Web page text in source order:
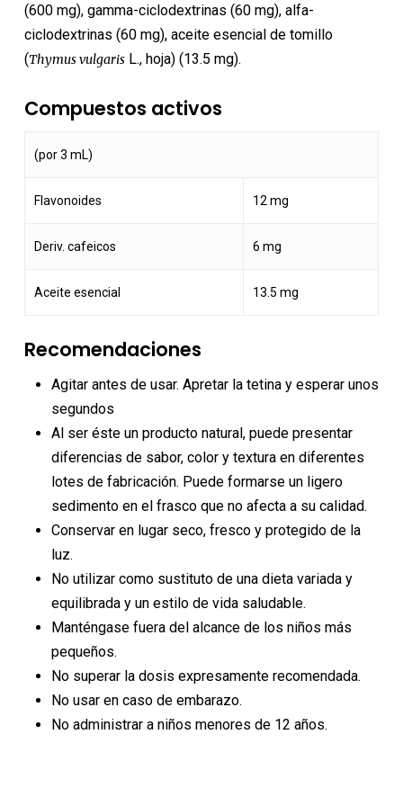
(600 mg), gamma-ciclodextrinas (60 mg), alfa-
ciclodextrinas (60 mg), aceite esencial de tomillo
(Thymus vulgarisL., hoja) (13.5 mg).
Compuestos activos
(por 3 mL)
Flavonoides 12 mg
Deriv. cafeicos 6 mg
Aceite esencial 13.5 mg
Recomendaciones
Agitar antes de usar. Apretar la tetina y esperar unos
segundos
Al ser éste un producto natural, puede presentar
diferencias de sabor, color y textura en diferentes
lotes de fabricación. Puede formarse un ligero
sedimento en el frasco que no afecta a su calidad.
Conservar en lugar seco, fresco y protegido de la
luz.
No utilizar como sustituto de una dieta variada y
equilibrada y un estilo de vida saludable.
Manténgase fuera del alcance de los niños más
pequeños.
No superar la dosis expresamente recomendada.
No usar en caso de embarazo.
No administrar a niños menores de 12 años.